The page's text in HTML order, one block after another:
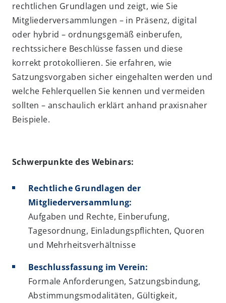
rechtlichen Grundlagen und zeigt, wie Sie
Mitgliederversammlungen – in Präsenz, digital
oder hybrid – ordnungsgemäß einberufen,
rechtssichere Beschlüsse fassen und diese
korrekt protokollieren. Sie erfahren, wie
Satzungsvorgaben sicher eingehalten werden und
welche Fehlerquellen Sie kennen und vermeiden
sollten – anschaulich erklärt anhand praxisnaher
Beispiele.
Schwerpunkte des Webinars:
Rechtliche Grundlagen der
Mitgliederversammlung:
Aufgaben und Rechte, Einberufung,
Tagesordnung, Einladungspflichten, Quoren
und Mehrheitsverhältnisse
Beschlussfassung im Verein:
Formale Anforderungen, Satzungsbindung,
Abstimmungsmodalitäten, Gültigkeit,